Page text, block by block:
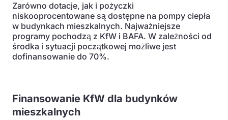
Zarówno dotacje, jak i pożyczki
niskooprocentowane są dostępne na pompy ciepła
w budynkach mieszkalnych. Najważniejsze
programy pochodzą z KfW i BAFA. W zależności od
środka i sytuacji początkowej możliwe jest
dofinansowanie do 70%.
Finansowanie KfW dla budynków
mieszkalnych